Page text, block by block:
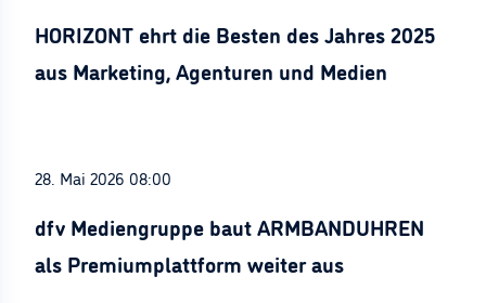
HORIZONT ehrt die Besten des Jahres 2025
aus Marketing, Agenturen und Medien
28. Mai 2026 08:00
dfv Mediengruppe baut ARMBANDUHREN
als Premiumplattform weiter aus